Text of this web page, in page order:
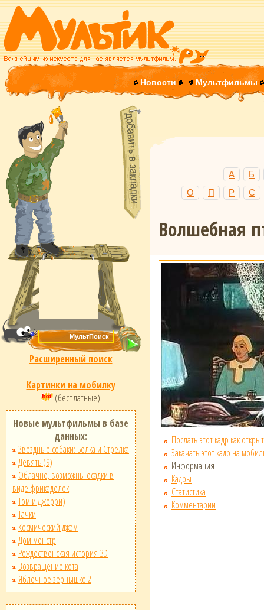
Новости Мультфильмы
Расширенный поиск
Картинки на мобилку
(бесплатные)
Новые мультфильмы в базе
данных:
Звёздные собаки: Белка и Стрелка
Девять (9)
Облачно, возможны осадки в
виде фрикаделек
Том и Джерри)
Тачки
Космический джэм
Дом монстр
Рождественская история 3D
Возвращение кота
Яблочное зернышко 2
А
Б
О
П Р С
Волшебная
Послать этот кадр как
Закачать этот кадр на
Информация
Кадры
Статистика
Комментарии